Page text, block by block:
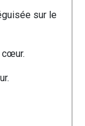
sur le
cœur.